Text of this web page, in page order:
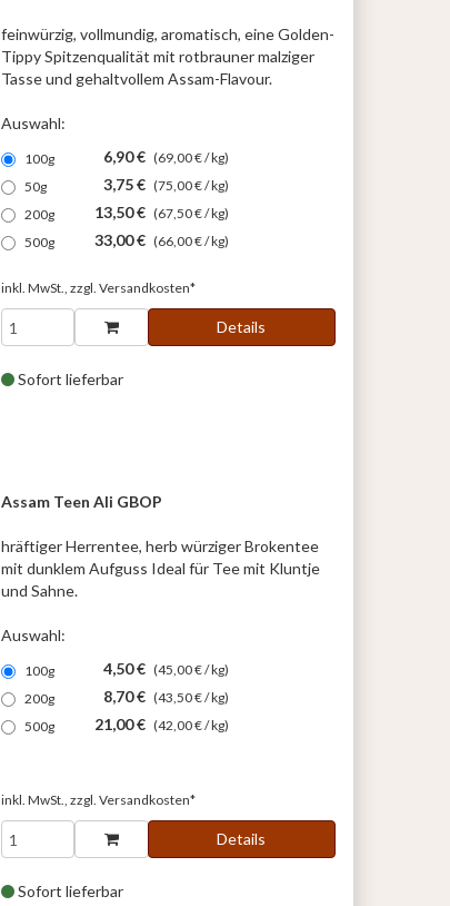
feinwürzig, vollmundig, aromatisch, eine Golden-
Tippy Spitzenqualität mit rotbrauner malziger
Tasse und gehaltvollem Assam-Flavour.
Auswahl:
100g 6,90 € (69,00 € / kg)
50g
3,75 € (75,00 € / kg)
200g
13,50 € (67,50 € / kg)
500g
33,00 € (66,00 € / kg)
inkl. MwSt., zzgl. Versandkosten*
Details
Sofort lieferbar
Assam Teen Ali GBOP
hräftiger Herrentee, herb würziger Brokentee
mit dunklem Aufguss Ideal für Tee mit Kluntje
und Sahne.
Auswahl:
100g 4,50 € (45,00 € / kg)
200g
8,70 € (43,50 € / kg)
500g
21,00 € (42,00 € / kg)
inkl. MwSt., zzgl. Versandkosten*
Details
Sofort lieferbar